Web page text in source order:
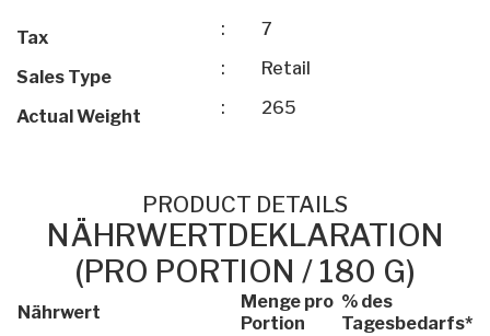
Tax : 7
Sales Type : Retail
Actual Weight : 265
PRODUCT DETAILS
NÄHRWERTDEKLARATION
(PRO PORTION / 180 G)
Nährwert
Menge pro
Portion
% des
Tagesbedarfs*